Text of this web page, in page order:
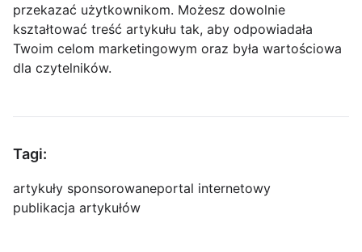
przekazać użytkownikom. Możesz dowolnie
kształtować treść artykułu tak, aby odpowiadała
Twoim celom marketingowym oraz była wartościowa
dla czytelników.
Tagi:
artykuły sponsorowaneportal internetowy
publikacja artykułów